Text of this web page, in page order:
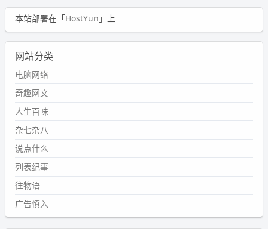
本站部署在「HostYun 」上
网站分类
电脑网络
奇趣网文
人生百味
杂七杂八
说点什么
列表纪事
往物语
广告慎入